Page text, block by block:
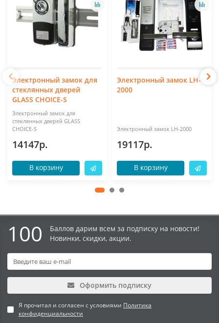
Электронный замок для
стеклянных дверей
GLASS CHOICE-S
Электронный замок для
стеклянных дверей GLASS
CHOICE-S
14147р.
В корзину
Электронный замок LH-
2000
Электронный замок LH-2000
19117р.
В корзину
100
Баллов дарим всем за подписку на новости!
Новинки, скидки, акции.
Оформить подписку
Я прочитал и согласен с условиями Политика
конфиденциальности